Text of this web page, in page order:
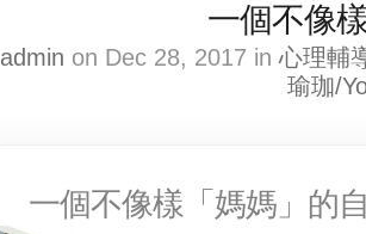
一個不像
admin on Dec 28, 2017 in心理輔
瑜珈/
一個不像樣「媽媽」的